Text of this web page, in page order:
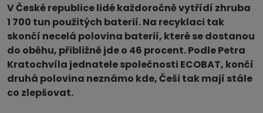
V České republice lidé každoročně vytřídí zhruba
1 700 tun použitých baterií. Na recyklaci tak
skončí necelá polovina baterií, které se dostanou
do oběhu, přibližně jde o 46 procent. Podle Petra
Kratochvíla jednatele společnosti ECOBAT, končí
druhá polovina neznámo kde, Češi tak mají stále
co zlepšovat.